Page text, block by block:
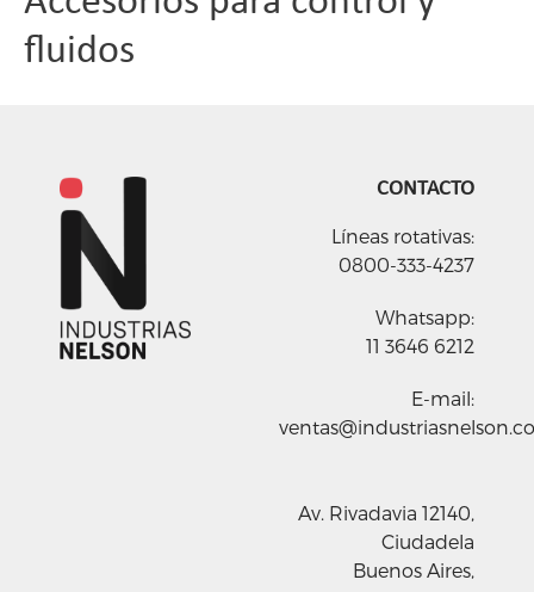
fluidos
CONTACTO
Líneas rotativas:
0800-333-4237
Whatsapp:
11 3646 6212
E-mail:
Av. Rivadavia 12140,
Ciudadela
Buenos Aires,